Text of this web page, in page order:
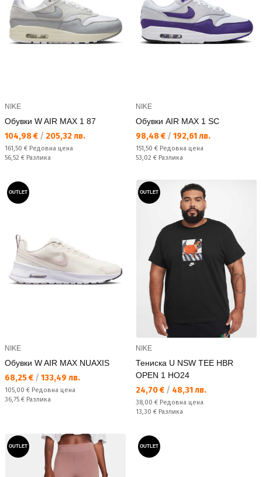
NIKE
Обувки W AIR MAX 1 87
Текуща цена:
104,98 € / 205,32 лв.
Редовна цена:
161,50 € Редовна цена
Спестявате:
56,52 € Разлика
NIKE
Обувки AIR MAX 1 SC
Текуща цена:
98,48 € / 192,61 лв.
Редовна цена:
151,50 € Редовна цена
Спестявате:
53,02 € Разлика
OUTLET
NIKE
Обувки W AIR MAX NUAXIS
Текуща цена:
68,25 € / 133,49 лв.
Редовна цена:
105,00 € Редовна цена
Спестявате:
36,75 € Разлика
OUTLET
NIKE
Тениска U NSW TEE HBR
OPEN 1 HO24
Текуща цена:
24,70 € / 48,31 лв.
Редовна цена:
38,00 € Редовна цена
Спестявате:
13,30 € Разлика
OUTLET OUTLET